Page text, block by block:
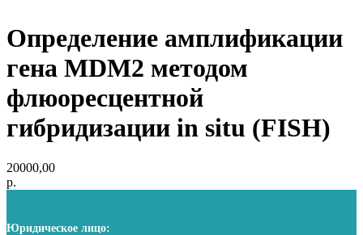
Определение амплификации
гена MDM2 методом
флюоресцентной
гибридизации in situ (FISH)
20000,00
р.
Юридическое лицо: